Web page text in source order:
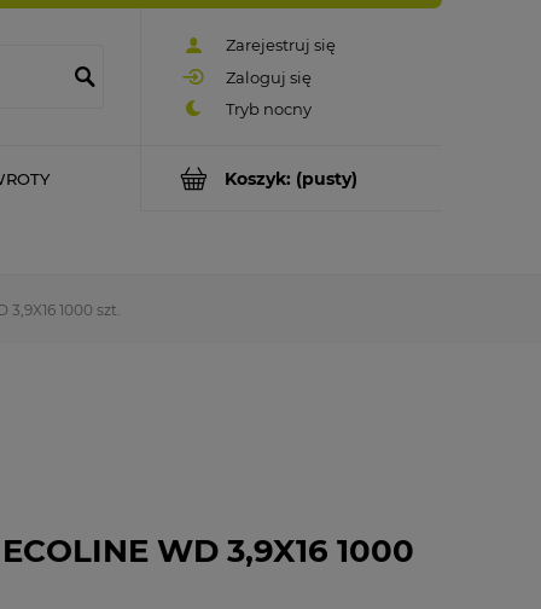
Zarejestruj się
Zaloguj się
Koszyk: (pusty)
3,9X16 1000 szt.
WD 3,9X16 1000